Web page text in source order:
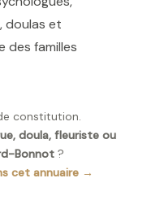
doulas et
des familles
constitution.
doula, fleuriste ou
Bonnot ?
cet annuaire →